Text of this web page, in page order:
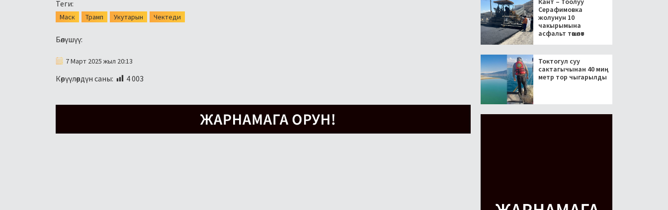
Теги:
Маск Трамп Укутарын Чектеди
Бөлүшүү:
7 Март 2025 жыл 20:13
Көрүүлөрдүн саны: 4 003
Серафимовка
жолунун 10
чакырымына
асфальт төшөлөт
Токтогул суу
сактагычынан 40 миң
метр тор чыгарылды